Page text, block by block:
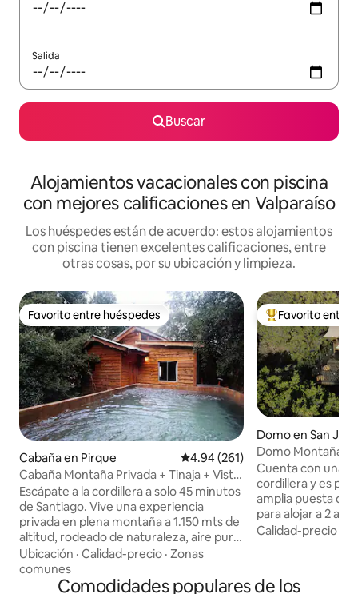
Salida
Buscar
Alojamientos vacacionales con piscina
con mejores calificaciones en Valparaíso
Los huéspedes están de acuerdo: estos alojamientos
con piscina tienen excelentes calificaciones, entre
otras cosas, por su ubicación y limpieza.
Favorito entre huéspedes
Favorito entre huéspedes
Cabaña en Pirque Calificación promedio: 4.94 de
4.94 (261)
Cabaña Montaña Privada + Tinaja + Vista
Increíble
Escápate a la cordillera a solo 45 minutos
de Santiago. Vive una experiencia
privada en plena montaña a 1.150 mts de
altitud, rodeado de naturaleza, aire puro
y vistas increíbles del Cajón del Maipo. Tu
estadía incluye traslado exclusivo en
vehículo 4x4 desde el estacionamiento
Ubicación · Calidad-precio · Zonas
comunes
Favorito entre
Favorito entre
Domo en San
o
Domo Montaña
Cuenta con una
cordillera y es
amplia puesta de sol. Domo
para alojar a 2
(más 2 niños en
una experiencia
Calidad-precio
Comodidades populares de los